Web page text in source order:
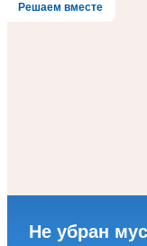
Решаем вместе
Не убран